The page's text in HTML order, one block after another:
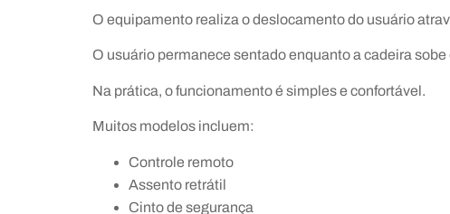
O equipamento realiza o deslocamento do usuário
O usuário permanece sentado enquanto a cadeira
Na prática, o funcionamento é simples e confortável.
Muitos modelos incluem:
Controle remoto
Assento retrátil
Cinto de segurança